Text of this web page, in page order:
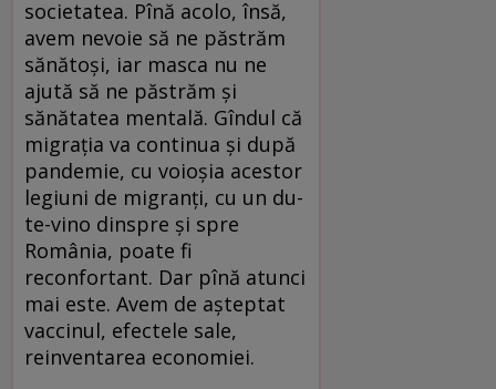
societatea. Pînă acolo, însă,
avem nevoie să ne păstrăm
sănătoși, iar masca nu ne
ajută să ne păstrăm și
sănătatea mentală. Gîndul că
migrația va continua și după
pandemie, cu voioșia acestor
legiuni de migranți, cu un du-
te-vino dinspre și spre
România, poate fi
reconfortant. Dar pînă atunci
mai este. Avem de așteptat
vaccinul, efectele sale,
reinventarea economiei.